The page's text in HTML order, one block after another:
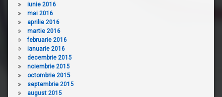
iunie 2016
mai 2016
aprilie 2016
martie 2016
februarie 2016
ianuarie 2016
decembrie 2015
noiembrie 2015
octombrie 2015
septembrie 2015
august 2015